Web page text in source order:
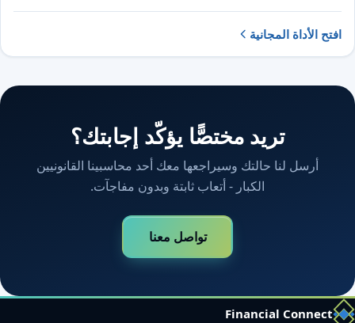
افتح الأداة المجانية
تريد مختصًّا يؤكّد إجابتك؟
أرسل لنا حالتك وسيراجعها معك أحد محاسبينا القانونيين
الكبار - أتعاب ثابتة وبدون مفاجآت.
تواصل معنا
Financial Connect